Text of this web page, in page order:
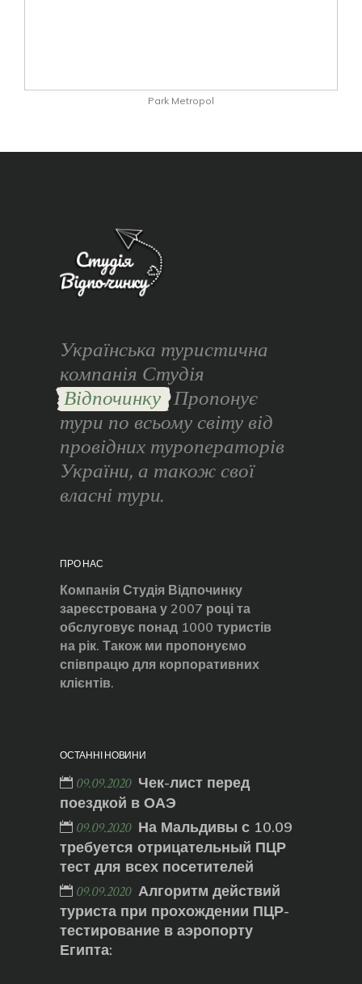
Park Metropol
Українська туристична
компанія Студія
Відпочинку Пропонує
тури по всьому світу від
провідних туроператорів
України, а також свої
власні тури.
ПРО НАС
Компанія Студія Відпочинку
зареєстрована у 2007 році та
обслуговує понад 1000 туристів
на рік. Також ми пропонуємо
співпрацю для корпоративних
клієнтів.
ОСТАННІ НОВИНИ
09.09.2020 Чек-лист перед
поездкой в ОАЭ
09.09.2020 На Мальдивы с 10.09
требуется отрицательный ПЦР
тест для всех посетителей
09.09.2020 Алгоритм действий
туриста при прохождении ПЦР-
тестирование в аэропорту
Египта: